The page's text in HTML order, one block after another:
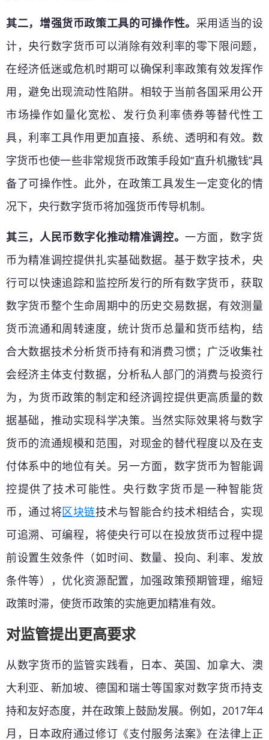
其二，增强货币政策工具的可操作性。 采用适当的设
计，央行数字货币可以消除有效利率的零下限问题，
在经济低迷或危机时期可以确保利率政策有效发挥作
用，避免出现流动性陷阱。相较于当前各国采用公开
市场操作如量化宽松、发行负利率债券等替代性工
具，利率工具作用更加直接、系统、透明和有效。数
字货币也使一些非常规货币政策手段如“直升机撒钱”具
备了可操作性。此外，在政策工具发生一定变化的情
况下，央行数字货币将加强货币传导机制。
其三，人民币数字化推动精准调控。一方面，数字货
币为精准调控提供扎实基础数据。基于数字技术，央
行可以快速追踪和监控所发行的所有数字货币，获取
数字货币整个生命周期中的历史交易数据，有效测量
货币流通和周转速度，统计货币总量和货币结构，结
合大数据技术分析货币持有和消费习惯；广泛收集社
会经济主体支付数据，分析私人部门的消费与投资行
为，为货币政策的制定和经济调控提供更高质量的数
据基础，推动实现科学决策。当然实际效果将与数字
货币的流通规模和范围，对现金的替代程度以及在支
付体系中的地位有关。另一方面，数字货币为智能调
控提供了技术可能性。央行数字货币是一种智能货
币，通过将区块链技术与智能合约技术相结合，实现
可追溯、可编程，将使央行可以在投放货币过程中提
前设置生效条件（如时间、数量、投向、利率、发放
条件等），优化资源配置，加强政策预期管理，缩短
政策时滞，使货币政策的实施更加精准有效。
对监管提出更高要求
从数字货币的监管实践看，日本、英国、加拿大、澳
大利亚、新加坡、德国和瑞士等国家对数字货币持支
持和友好态度，并在政策上鼓励发展。例如，2017年4
月，日本政府通过修订《支付服务法案》在法律上正